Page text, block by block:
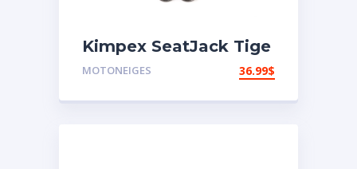
Kimpex SeatJack Tige
d’ancrage
MOTONEIGES 36.99$